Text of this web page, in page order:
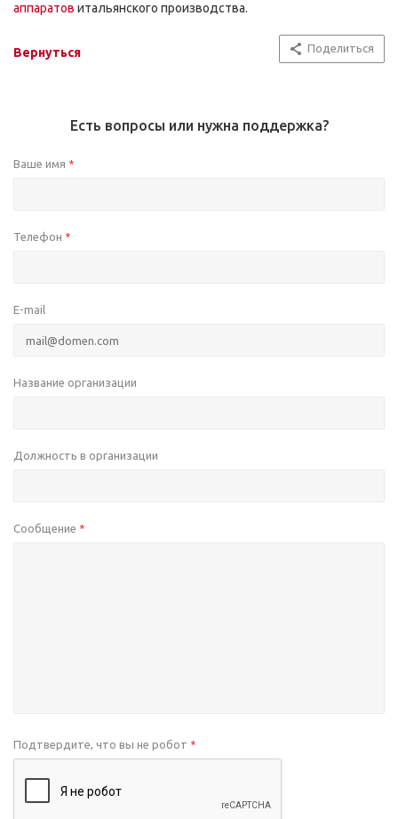
аппаратов итальянского производства.
Вернуться Поделиться
Есть вопросы или нужна поддержка?
Ваше имя *
Телефон *
E-mail
Название организации
Должность в организации
Сообщение *
Подтвердите, что вы не робот *